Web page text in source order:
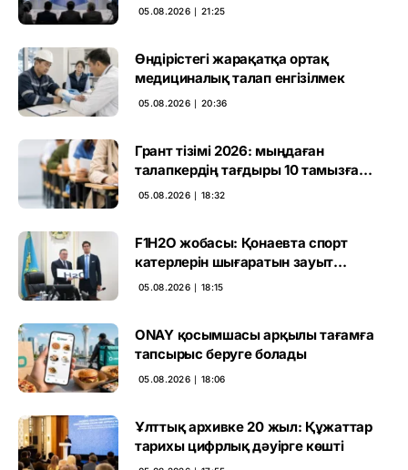
05.08.2026 ∣ 21:25
Өндірістегі жарақатқа ортақ
медициналық талап енгізілмек
05.08.2026 ∣ 20:36
Грант тізімі 2026: мыңдаған
талапкердің тағдыры 10 тамызға
дейін белгілі болады
05.08.2026 ∣ 18:32
F1H2O жобасы: Қонаевта спорт
катерлерін шығаратын зауыт
ашылмақ
05.08.2026 ∣ 18:15
ONAY қосымшасы арқылы тағамға
тапсырыс беруге болады
05.08.2026 ∣ 18:06
Ұлттық архивке 20 жыл: Құжаттар
тарихы цифрлық дәуірге көшті